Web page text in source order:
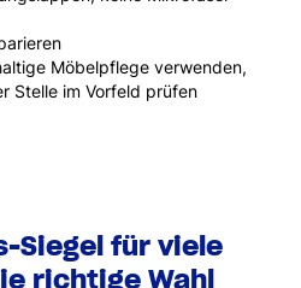
Möbelpflege verwenden,
Stelle im Vorfeld prüfen
Siegel für viele
richtige Wahl